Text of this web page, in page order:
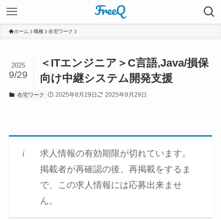
ホーム 職種 在宅ワーク
＜ITエンジニア＞C言語,Java/損保
向け中継システム開発支援
2025
9/29
在宅ワーク 2025年8月29日 2025年9月29日
求人情報の有効期限が切れています。
掲載者が再確認の後、再掲載をするま
で、この求人情報には応募出来ませ
ん。